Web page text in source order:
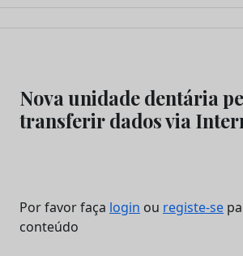
content
Nova unidade dentária
transferir dados via
Por favor faça login ou registe-se
conteúdo